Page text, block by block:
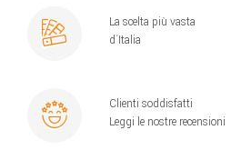
La scelta più vasta
d´Italia
Clienti soddisfatti
Leggi le nostre recensioni